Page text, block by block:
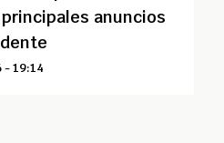
anuncios
- 19:14